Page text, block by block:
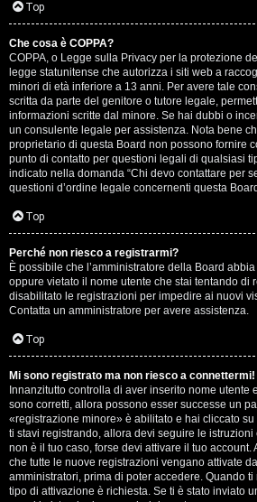
A
r
g
o
m
e
n
t
i
s
e
n
z
a
r
Top
Che cosa è COPPA?
COPPA, o Legge sulla Privacy per la protezione
legge statunitense che autorizza i siti web a
minori di età inferiore a 13 anni. Per avere tale
scritta da parte del genitore o tutore legale,
informazioni scritte dal minore. Se hai dubbi o
un consulente legale per assistenza. Nota bene
proprietario di questa Board non possono fornire
punto di contatto per questioni legali di qualsiasi
indicato nella domanda “Chi devo contattare per
questioni d’ordine legale concernenti questa
Top
Perché non riesco a registrarmi?
È possibile che l’amministratore della Board
oppure vietato il nome utente che stai tentando di
disabilitato le registrazioni per impedire ai nuovi
Contatta un amministratore per avere assistenza.
Top
Mi sono registrato ma non riesco a connettermi!
Innanzitutto controlla di aver inserito nome utente
sono corretti, allora possono esser successe un
«registrazione minore» è abilitato e hai cliccato su
ti stavi registrando, allora devi seguire le
non è il tuo caso, forse devi attivare il tuo
che tutte le nuove registrazioni vengano attivate
amministratori, prima di poter accedere. Quando
tipo di attivazione è richiesta. Se ti è stato inviato
T
o
p
i
c
A
t
t
i
v
i
G
i
g
i